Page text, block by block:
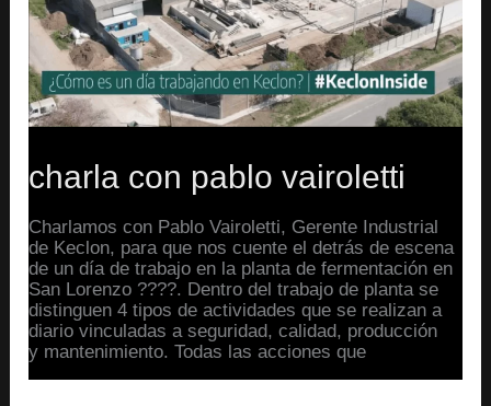
charla con pablo vairoletti
Charlamos con Pablo Vairoletti, Gerente Industrial
de Keclon, para que nos cuente el detrás de escena
de un día de trabajo en la planta de fermentación en
San Lorenzo ????. Dentro del trabajo de planta se
distinguen 4 tipos de actividades que se realizan a
diario vinculadas a seguridad, calidad, producción
y mantenimiento. Todas las acciones que